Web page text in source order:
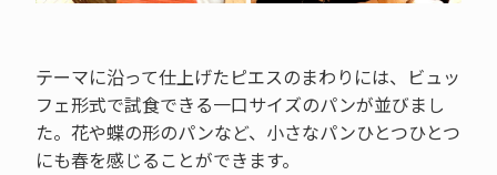
テーマに沿って仕上げたピエスのまわりには、ビュッ
フェ形式で試食できる一口サイズのパンが並びまし
た。花や蝶の形のパンなど、小さなパンひとつひとつ
にも春を感じることができます。